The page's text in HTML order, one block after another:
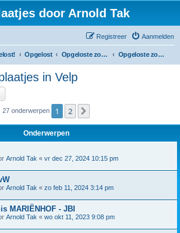
door Arnold Tak
Aanmelden
Registreer
Opgelost Opgeloste zoekplaatjes in Gelderland Opgeloste zoekplaatjes in Velp
in Velp
27 onderwerpen 1 2
Onderwerpen
Arnold Tak « vr dec 27, 2024 10:15 pm
Arnold Tak « zo feb 11, 2024 3:14 pm
MARIËNHOF - JBI
Arnold Tak « wo okt 11, 2023 9:08 pm